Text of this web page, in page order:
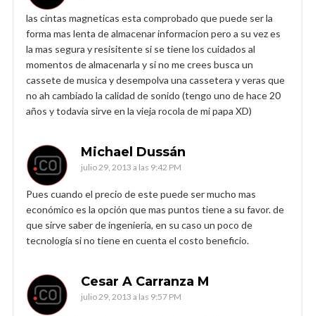
las cintas magneticas esta comprobado que puede ser la
forma mas lenta de almacenar informacion pero a su vez es
la mas segura y resisitente si se tiene los cuidados al
momentos de almacenarla y si no me crees busca un
cassete de musica y desempolva una cassetera y veras que
no ah cambiado la calidad de sonido (tengo uno de hace 20
años y todavia sirve en la vieja rocola de mi papa XD)
Michael Dussán
julio 29, 2013 a las 9:42 PM
Pues cuando el precio de este puede ser mucho mas
económico es la opción que mas puntos tiene a su favor. de
que sirve saber de ingeniería, en su caso un poco de
tecnología si no tiene en cuenta el costo beneficio.
Cesar A Carranza M
julio 29, 2013 a las 9:57 PM